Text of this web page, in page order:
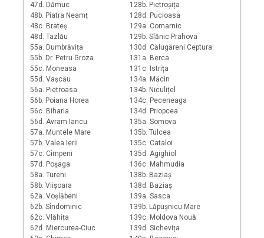
47d. Dămuc
48b. Piatra Neamț
48c. Brateș
48d. Tazlău
55a. Dumbrăvița
55b. Dr. Petru Groza
55c. Moneasa
55d. Vașcău
56a. Pietroasa
56b. Poiana Horea
56c. Biharia
56d. Avram Iancu
57a. Muntele Mare
57b. Valea Ierii
57c. Cîmpeni
57d. Poșaga
58a. Tureni
58b. Viișoara
62a. Voșlăbeni
62b. Sîndominic
62c. Vlăhița
62d. Miercurea-Ciuc
128b. Pietroșița
128d. Pucioasa
129a. Comarnic
129b. Slănic Prahova
130d. Călugăreni Ceptura
131a. Berca
131c. Istrița
134a. Măcin
134b. Niculițel
134c. Peceneaga
134d. Priopcea
135a. Somova
135b. Tulcea
135c. Cataloi
135d. Agighiol
136c. Mahmudia
138b. Baziaș
138d. Baziaș
139a. Sasca
139b. Lăpușnicu Mare
139c. Moldova Nouă
139d. Sichevița